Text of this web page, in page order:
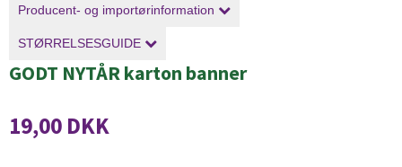
Producent- og importørinformation
STØRRELSESGUIDE
GODT NYTÅR karton banner
19,00 DKK